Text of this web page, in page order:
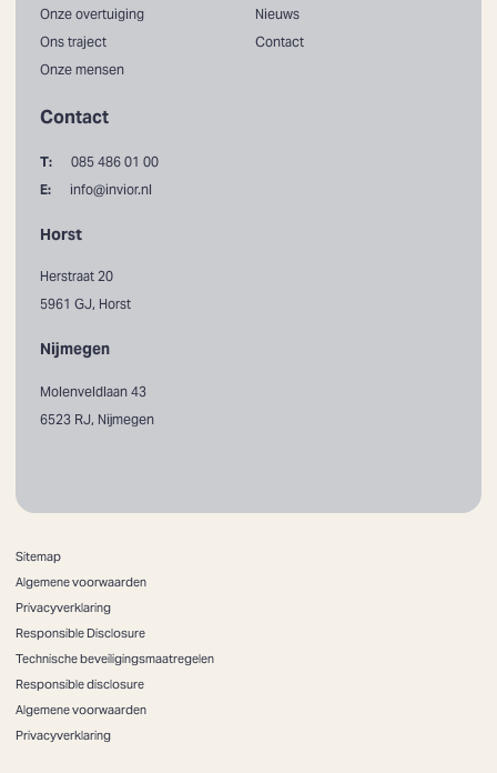
Onze overtuiging
Ons traject
Onze mensen
Nieuws
Contact
Contact
T:
085 486 01 00
E:
info@invior.nl
Horst
Herstraat 20
5961 GJ, Horst
Nijmegen
Molenveldlaan 43
6523 RJ, Nijmegen
Sitemap
Algemene voorwaarden
Privacyverklaring
Responsible Disclosure
Technische beveiligingsmaatregelen
Responsible disclosure
Algemene voorwaarden
Privacyverklaring